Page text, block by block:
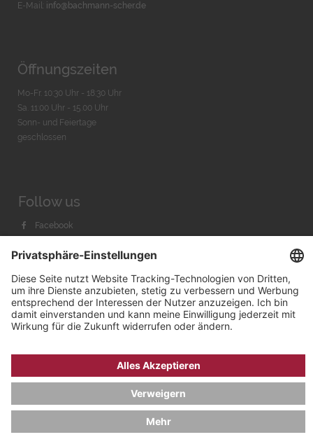
E-Mail: info@bachmann-scher.de
Öffnungszeiten
Mo-Fr. 10:30 Uhr - 18:30 Uhr
Sa. 11:00 Uhr - 15.00 Uhr
Sonn- und Feiertage
geschlossen
Follow us
Facebook
Youtube
Bachmann & Scher GmbH / Watchandco GmbH
IMPRESSUM
AGB & WIDERRUF
COOKIE-EINSTELLUNGEN